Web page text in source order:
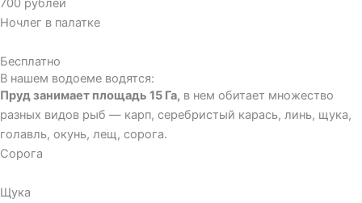
700 рублей
Ночлег в палатке
Бесплатно
В нашем водоеме водятся:
Пруд занимает площадь 15 Га, в нем обитает множество
разных видов рыб — карп, серебристый карась, линь, щука,
голавль, окунь, лещ, сорога.
Сорога
Щука